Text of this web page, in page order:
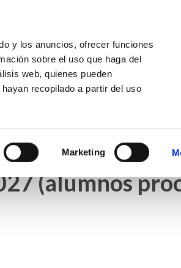
y los anuncios, ofrecer funciones
sobre el uso que haga del
web, quienes pueden
recopilado a partir del uso
Marketing
SECRETARÍA ENLACES
(alumnos